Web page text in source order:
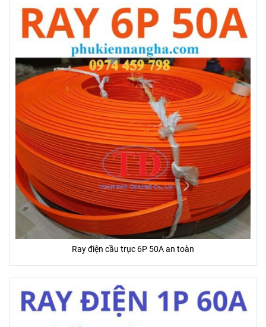
Ray điện cầu trục 6P 50A an toàn